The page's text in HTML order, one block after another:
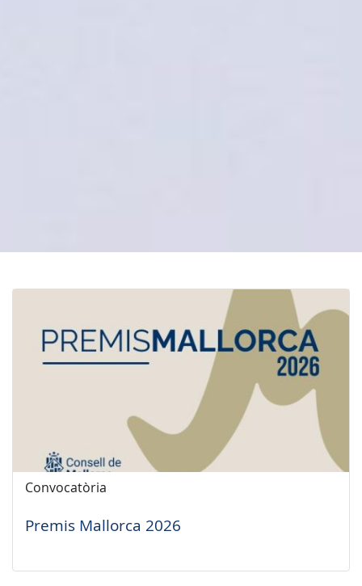
Convocatòria
Premis Mallorca 2026